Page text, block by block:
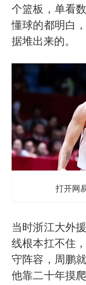
个篮板，单看
懂球的都明白
据堆出来的。
打开网
当时浙江大外
线根本扛不住
守阵容，周鹏
他靠二十年摸